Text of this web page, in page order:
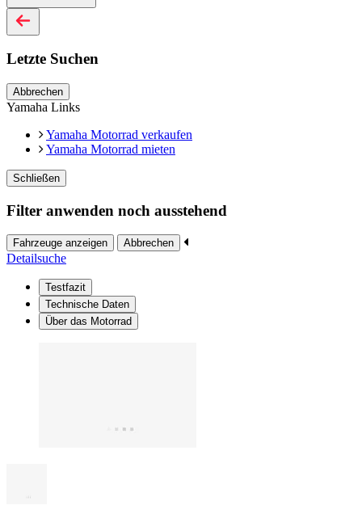
Letzte Suchen
Abbrechen
Yamaha Links
Yamaha Motorrad verkaufen
Yamaha Motorrad mieten
Schließen
Filter anwenden noch ausstehend
Fahrzeuge anzeigen Abbrechen
Detailsuche
Testfazit
Technische Daten
Über das Motorrad